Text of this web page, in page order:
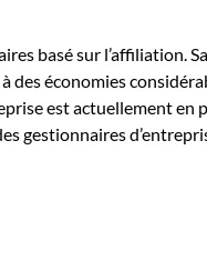
basé sur l’affiliation.
des économies
est actuellement
gestionnaires